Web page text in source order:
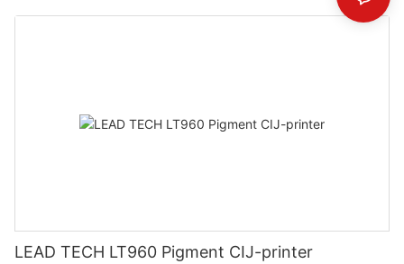
LEAD TECH LT960 Pigment CIJ-printer